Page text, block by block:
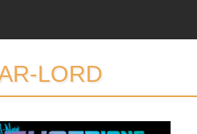
LORD